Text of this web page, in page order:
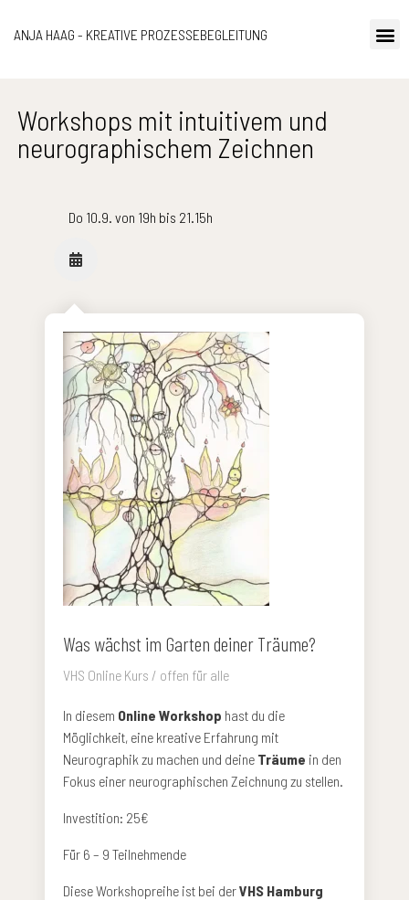
ANJA HAAG - KREATIVE PROZESSEBEGLEITUNG
Workshops mit intuitivem und
neurographischem Zeichnen
Do 10.9. von 19h bis 21.15h
Was wächst im Garten deiner Träume?
VHS Online Kurs / offen für alle
In diesem Online Workshop hast du die
Möglichkeit, eine kreative Erfahrung mit
Neurographik zu machen und deine Träume in den
Fokus einer neurographischen Zeichnung zu stellen.
Investition: 25€
Für 6 – 9 Teilnehmende
Diese Workshopreihe ist bei derVHS Hamburg